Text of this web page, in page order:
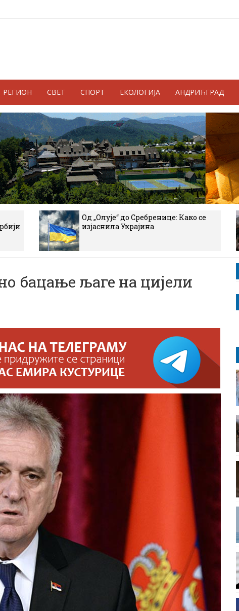
РЕГИОН СВЕТ СПОРТ ЕКОЛОГИЈА АНДРИЋГРАД
Од „Олује“ до Сребренице: Како се
изјаснила Украјина
бацање љаге на цијели